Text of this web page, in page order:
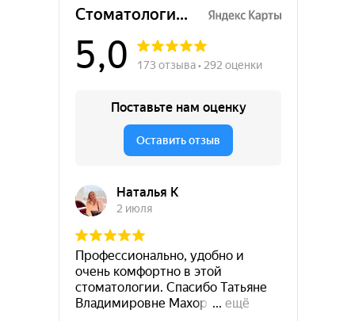
Стоматологическая клиника
+7 (495) 023 14 16
info@odpclinic.ru